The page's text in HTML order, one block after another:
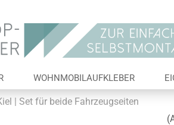
Lieferland
WOHNMOBILAUFKLEBER
| Set für beide Fahrzeugseiten